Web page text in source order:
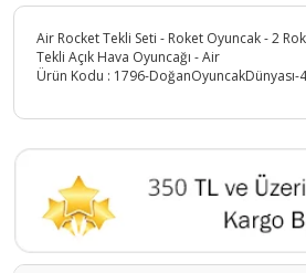
Air Rocket Tekli Seti - Roket Oyuncak - 2
Tekli Açık Hava Oyuncağı - Air
Ürün Kodu : 1796-DoğanOyuncakDünyası-